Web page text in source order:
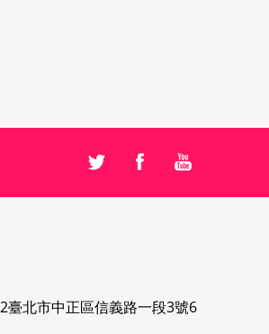
臺北市中正區信義路一段3號6